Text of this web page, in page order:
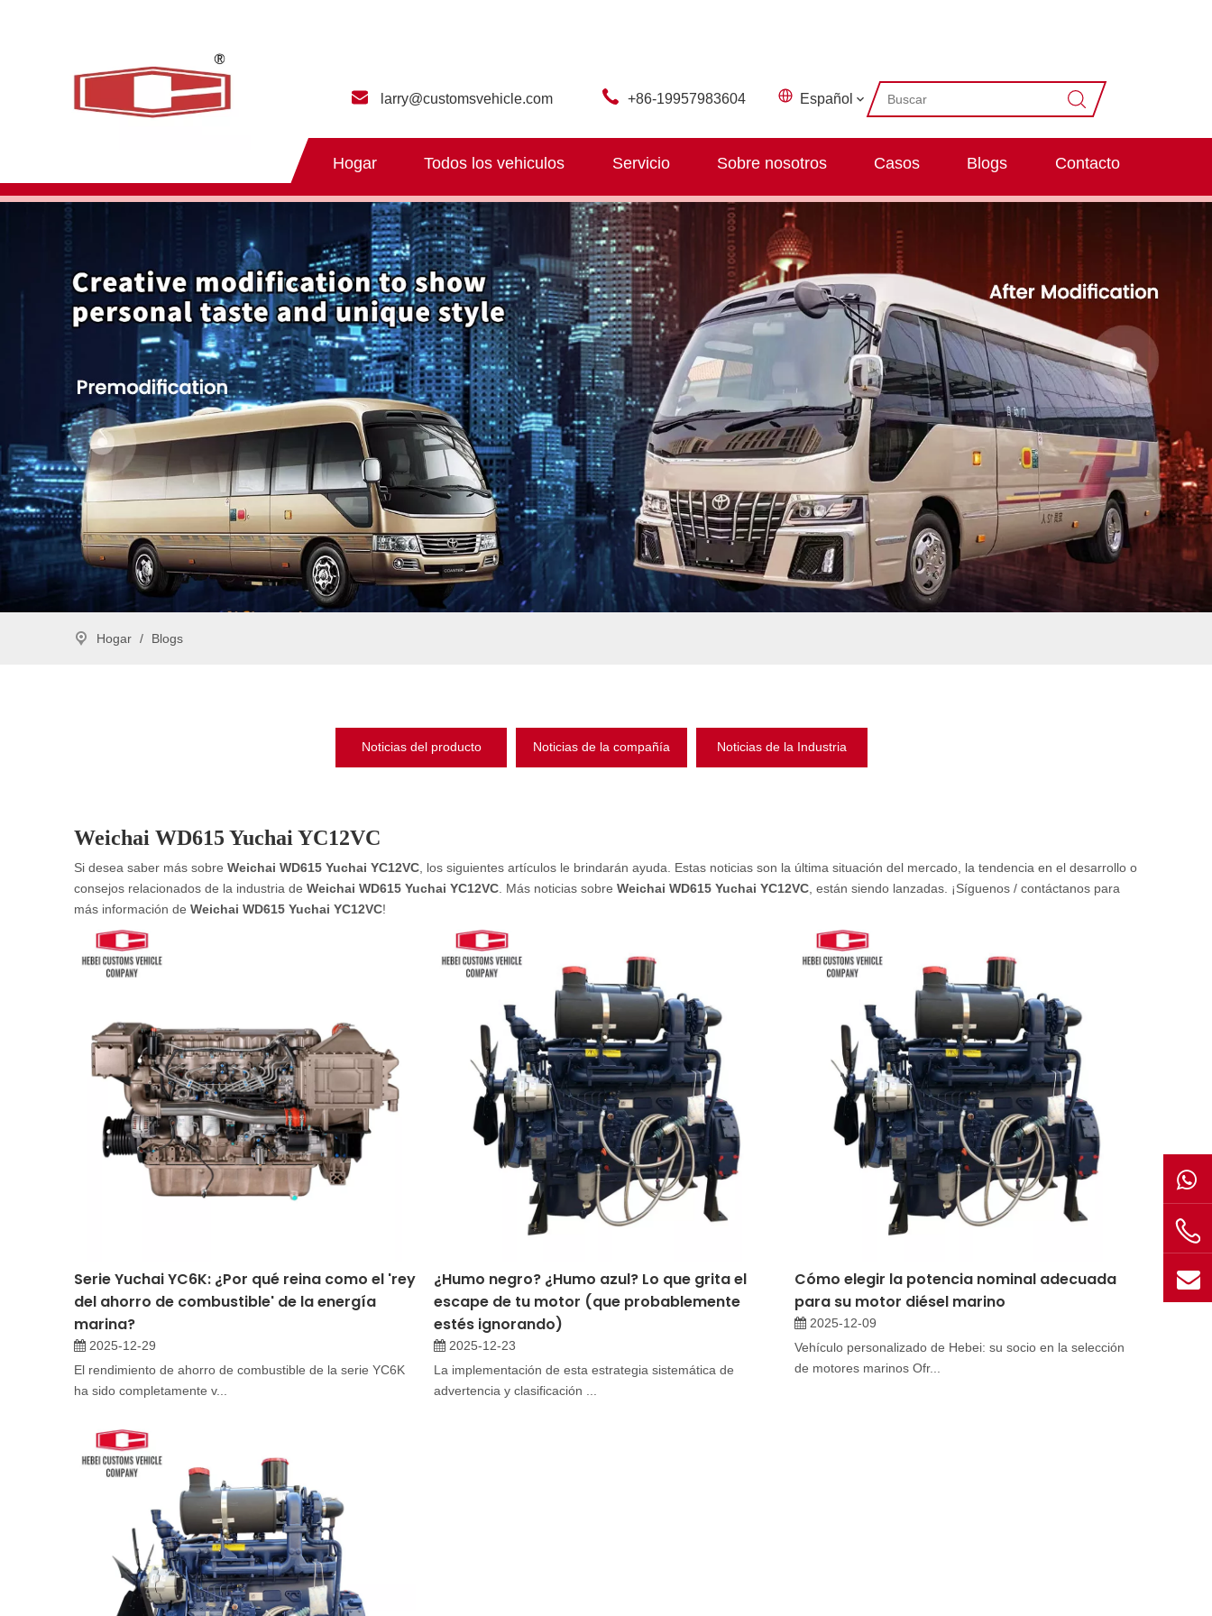
larry@customsvehicle.com +86-19957983604 Español
Hogar Todos los vehiculos Servicio Sobre nosotros Casos Blogs Contacto
Hogar / Blogs
Noticias del producto Noticias de la compañía Noticias de la Industria
Weichai WD615 Yuchai YC12VC
Si desea saber más sobre Weichai WD615 Yuchai YC12VC , los siguientes artículos le brindarán ayuda. Estas noticias son la última situación del mercado, la tendencia en el desarrollo o
consejos relacionados de la industria de Weichai WD615 Yuchai YC12VC . Más noticias sobre Weichai WD615 Yuchai YC12VC , están siendo lanzadas. ¡Síguenos / contáctanos para
más información de Weichai WD615 Yuchai YC12VC!
Serie Yuchai YC6K: ¿Por qué reina como el 'rey
del ahorro de combustible' de la energía
marina?
2025-12-29
El rendimiento de ahorro de combustible de la serie YC6K
ha sido completamente v...
¿Humo negro? ¿Humo azul? Lo que grita el
escape de tu motor (que probablemente
estés ignorando)
2025-12-23
La implementación de esta estrategia sistemática de
advertencia y clasificación ...
Cómo elegir la potencia nominal adecuada
para su motor diésel marino
2025-12-09
Vehículo personalizado de Hebei: su socio en la selección
de motores marinos Ofr...